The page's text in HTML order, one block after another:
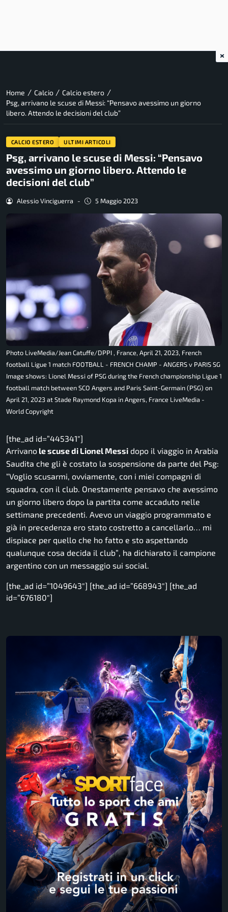
Home / Calcio / Calcio estero /
Psg, arrivano le scuse di Messi: “Pensavo avessimo un giorno
libero. Attendo le decisioni del club”
CALCIO ESTERO ULTIMI ARTICOLI
Psg, arrivano le scuse di Messi: “Pensavo
avessimo un giorno libero. Attendo le
decisioni del club”
Alessio Vinciguerra - 5 Maggio 2023
Photo LiveMedia/Jean Catuffe/DPPI , France, April 21, 2023, French
football Ligue 1 match FOOTBALL - FRENCH CHAMP - ANGERS v PARIS SG
Image shows: Lionel Messi of PSG during the French championship Ligue 1
football match between SCO Angers and Paris Saint-Germain (PSG) on
April 21, 2023 at Stade Raymond Kopa in Angers, France LiveMedia -
World Copyright
[the_ad id=”445341″]
Arrivano le scuse di Lionel Messi dopo il viaggio in Arabia
Saudita che gli è costato la sospensione da parte del Psg:
“Voglio scusarmi, ovviamente, con i miei compagni di
squadra, con il club. Onestamente pensavo che avessimo
un giorno libero dopo la partita come accaduto nelle
settimane precedenti. Avevo un viaggio programmato e
già in precedenza ero stato costretto a cancellarlo… mi
dispiace per quello che ho fatto e sto aspettando
qualunque cosa decida il club”, ha dichiarato il campione
argentino con un messaggio sui social.
[the_ad id=”1049643″] [the_ad id=”668943″] [the_ad
id=”676180″]
×